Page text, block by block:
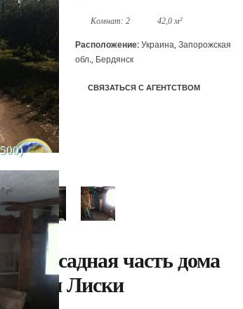
Комнат: 2 42,0 м²
Расположение: Украина, Запорожская
обл., Бердянск
СВЯЗАТЬСЯ С АГЕНТСТВОМ
фасадная часть дома
р-н Лиски